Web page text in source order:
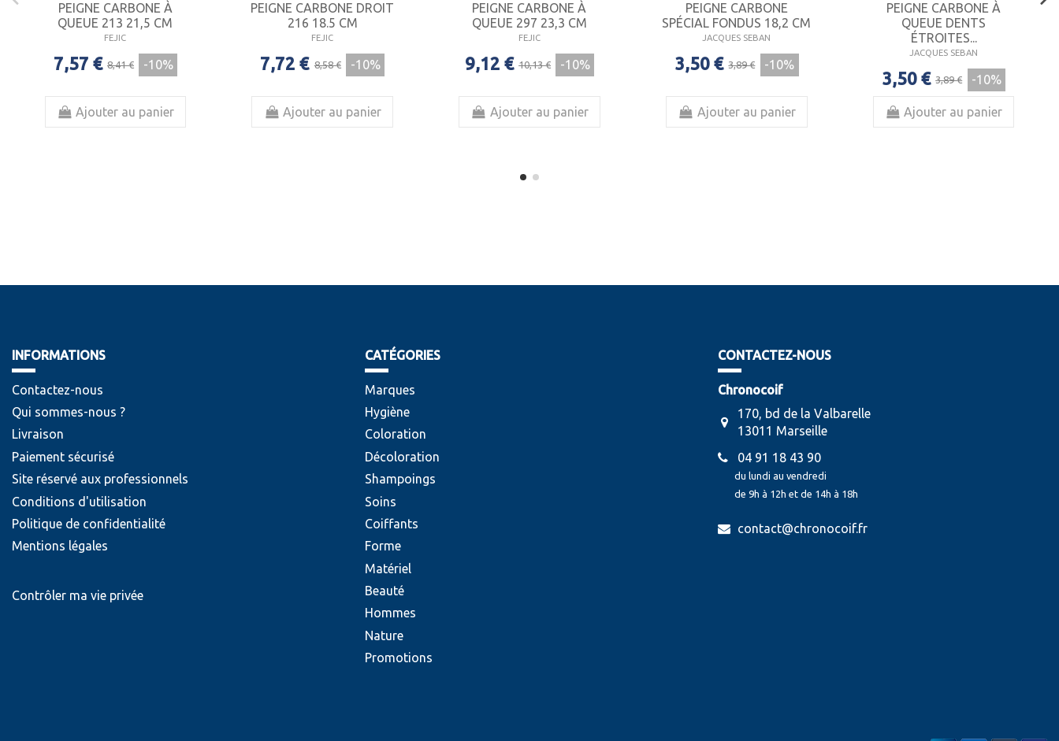
PEIGNE CARBONE À
QUEUE 213 21,5 CM
FEJIC
7,57 € 8,41 € -10%
Ajouter au panier
PEIGNE CARBONE DROIT
216 18.5 CM
FEJIC
7,72 € 8,58 € -10%
Ajouter au panier
PEIGNE CARBONE À
QUEUE 297 23,3 CM
FEJIC
9,12 € 10,13 € -10%
Ajouter au panier
PEIGNE CARBONE
SPÉCIAL FONDUS 18,2 CM
JACQUES SEBAN
3,50 € 3,89 € -10%
Ajouter au panier
PEIGNE CARBONE À
QUEUE DENTS
ÉTROITES...
JACQUES SEBAN
3,50 € 3,89 € -10%
Ajouter au panier
INFORMATIONS
Contactez-nous
Qui sommes-nous ?
Livraison
Paiement sécurisé
Site réservé aux professionnels
Conditions d'utilisation
Politique de confidentialité
Mentions légales
Contrôler ma vie privée
CATÉGORIES
Marques
Hygiène
Coloration
Décoloration
Shampoings
Soins
Coiffants
Forme
Matériel
Beauté
Hommes
Nature
Promotions
CONTACTEZ-NOUS
Chronocoif
170, bd de la Valbarelle
13011 Marseille
04 91 18 43 90
du lundi au vendredi
de 9h à 12h et de 14h à 18h
contact@chronocoif.fr